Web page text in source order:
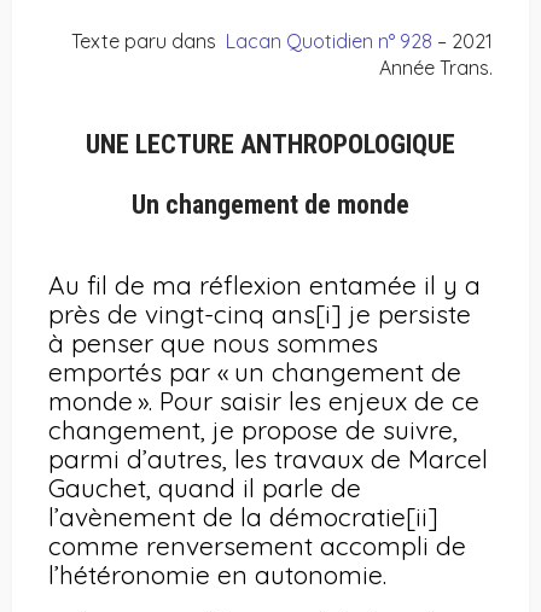
Texte paru dans Lacan Quotidien n° 928 – 2021
Année Trans.
UNE LECTURE ANTHROPOLOGIQUE
Un changement de monde
Au fil de ma réflexion entamée il y a
près de vingt-cinq ans[i] je persiste
à penser que nous sommes
emportés par « un changement de
monde ». Pour saisir les enjeux de ce
changement, je propose de suivre,
parmi d’autres, les travaux de Marcel
Gauchet, quand il parle de
l’avènement de la démocratie[ii]
comme renversement accompli de
l’hétéronomie en autonomie.